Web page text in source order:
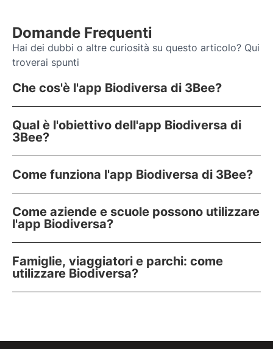
Domande Frequenti
Hai dei dubbi o altre curiosità su questo articolo? Qui
troverai spunti
Che cos'è l'app Biodiversa di 3Bee?
Qual è l'obiettivo dell'app Biodiversa di
3Bee?
Come funziona l'app Biodiversa di 3Bee?
Come aziende e scuole possono utilizzare
l'app Biodiversa?
Famiglie, viaggiatori e parchi: come
utilizzare Biodiversa?